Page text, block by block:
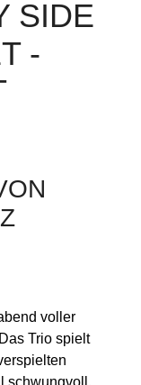
SIDE
-
voller
Trio spielt
schwungvoll,